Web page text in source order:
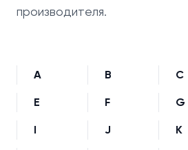
производителя.
A B C
E F G
I J K